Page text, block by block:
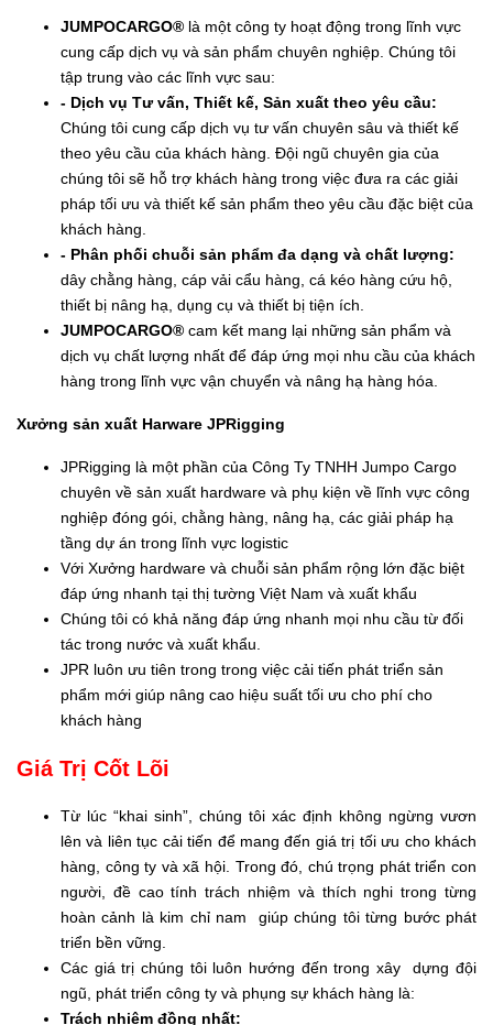
JUMPOCARGO® là một công ty hoạt động trong lĩnh vực
cung cấp dịch vụ và sản phẩm chuyên nghiệp. Chúng tôi
tập trung vào các lĩnh vực sau:
- Dịch vụ Tư vấn, Thiết kế, Sản xuất theo yêu cầu:
Chúng tôi cung cấp dịch vụ tư vấn chuyên sâu và thiết kế
theo yêu cầu của khách hàng. Đội ngũ chuyên gia của
chúng tôi sẽ hỗ trợ khách hàng trong việc đưa ra các giải
pháp tối ưu và thiết kế sản phẩm theo yêu cầu đặc biệt của
khách hàng.
- Phân phối chuỗi sản phẩm đa dạng và chất lượng:
dây chằng hàng, cáp vải cẩu hàng, cá kéo hàng cứu hộ,
thiết bị nâng hạ, dụng cụ và thiết bị tiện ích.
JUMPOCARGO® cam kết mang lại những sản phẩm và
dịch vụ chất lượng nhất để đáp ứng mọi nhu cầu của khách
hàng trong lĩnh vực vận chuyển và nâng hạ hàng hóa.
Xưởng sản xuất Harware JPRigging
JPRigging là một phần của Công Ty TNHH Jumpo Cargo
chuyên về sản xuất hardware và phụ kiện về lĩnh vực công
nghiệp đóng gói, chằng hàng, nâng hạ, các giải pháp hạ
tầng dự án trong lĩnh vực logistic
Với Xưởng hardware và chuỗi sản phẩm rộng lớn đặc biệt
đáp ứng nhanh tại thị tường Việt Nam và xuất khẩu
Chúng tôi có khả năng đáp ứng nhanh mọi nhu cầu từ đối
tác trong nước và xuất khẩu.
JPR luôn ưu tiên trong trong việc cải tiến phát triển sản
phẩm mới giúp nâng cao hiệu suất tối ưu cho phí cho
khách hàng
Giá Trị Cốt Lõi
Từ lúc “khai sinh”, chúng tôi xác định không ngừng vươn
lên và liên tục cải tiến để mang đến giá trị tối ưu cho khách
hàng, công ty và xã hội. Trong đó, chú trọng phát triển con
người, đề cao tính trách nhiệm và thích nghi trong từng
hoàn cảnh là kim chỉ nam giúp chúng tôi từng bước phát
triển bền vững.
Các giá trị chúng tôi luôn hướng đến trong xây dựng đội
ngũ, phát triển công ty và phụng sự khách hàng là:
Trách nhiệm đồng nhất: